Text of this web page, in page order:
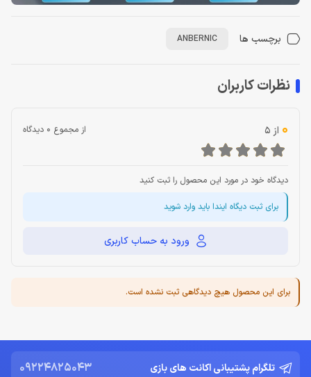
برچسب ها ANBERNIC
نظرات کاربران
0 از 5 از مجموع 0 دیدگاه
دیدگاه خود در مورد این محصول را ثبت کنید
برای ثبت دیگاه ایندا باید وارد شوید
ورود به حساب کاربری
برای این محصول هیچ دیدگاهی ثبت نشده است.
تلگرام پشتیبانی اکانت های بازی 09224825043